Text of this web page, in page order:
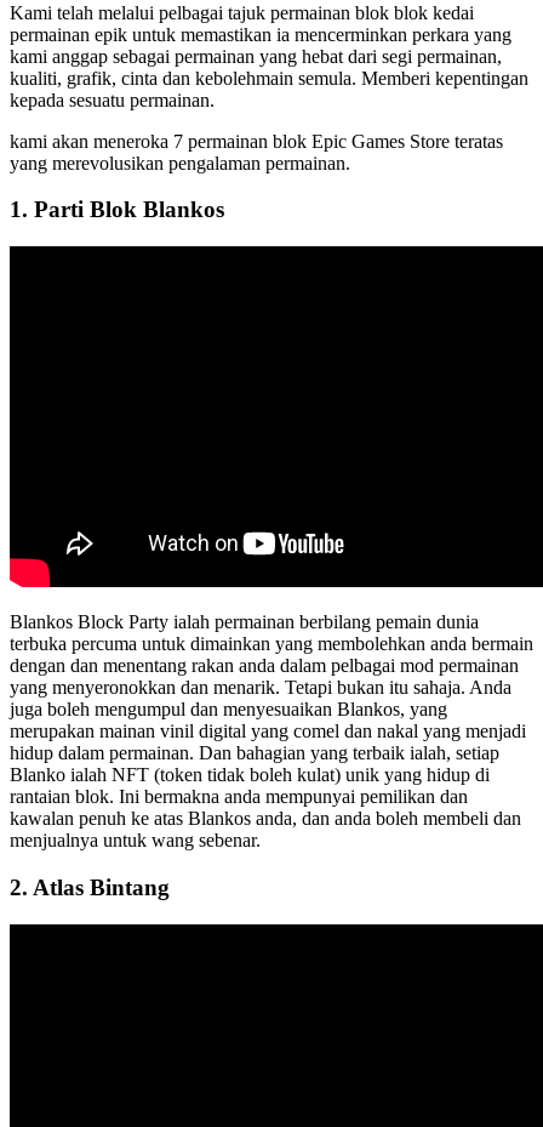
Kami telah melalui pelbagai tajuk permainan blok blok kedai
permainan epik untuk memastikan ia mencerminkan perkara yang
kami anggap sebagai permainan yang hebat dari segi permainan,
kualiti, grafik, cinta dan kebolehmain semula. Memberi kepentingan
kepada sesuatu permainan.
kami akan meneroka 7 permainan blok Epic Games Store teratas
yang merevolusikan pengalaman permainan.
1. Parti Blok Blankos
Blankos Block Party ialah permainan berbilang pemain dunia
terbuka percuma untuk dimainkan yang membolehkan anda bermain
dengan dan menentang rakan anda dalam pelbagai mod permainan
yang menyeronokkan dan menarik. Tetapi bukan itu sahaja. Anda
juga boleh mengumpul dan menyesuaikan Blankos, yang
merupakan mainan vinil digital yang comel dan nakal yang menjadi
hidup dalam permainan. Dan bahagian yang terbaik ialah, setiap
Blanko ialah NFT (token tidak boleh kulat) unik yang hidup di
rantaian blok. Ini bermakna anda mempunyai pemilikan dan
kawalan penuh ke atas Blankos anda, dan anda boleh membeli dan
menjualnya untuk wang sebenar.
2. Atlas Bintang